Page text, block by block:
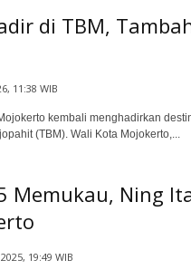
di TBM,
11:38 WIB
kembali menghadirkan
(TBM). Wali Kota Mojokerto,...
Memukau, Ning
19:49 WIB